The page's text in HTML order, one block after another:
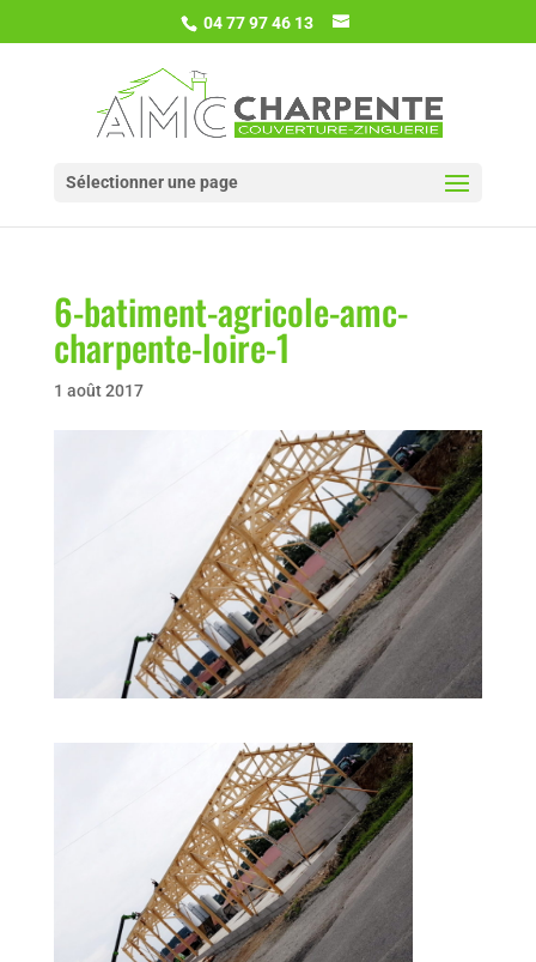
04 77 97 46 13
Sélectionner une page
6-batiment-agricole-amc-
charpente-loire-1
1 août 2017